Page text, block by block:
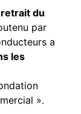
retrait du
par
a
les
».